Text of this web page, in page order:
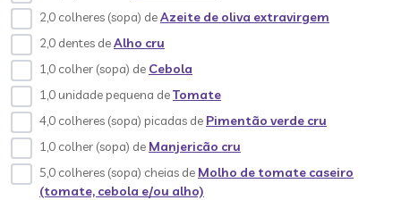
2,0 colheres (sopa) deAzeite de oliva extravirgem
2,0 dentes deAlho cru
1,0 colher (sopa) de Cebola
1,0 unidade pequena deTomate
4,0 colheres (sopa) picadas de Pimentão verde cru
1,0 colher (sopa) de Manjericão cru
5,0 colheres (sopa) cheias de Molho de tomate caseiro
(tomate, cebola e/ou alho)